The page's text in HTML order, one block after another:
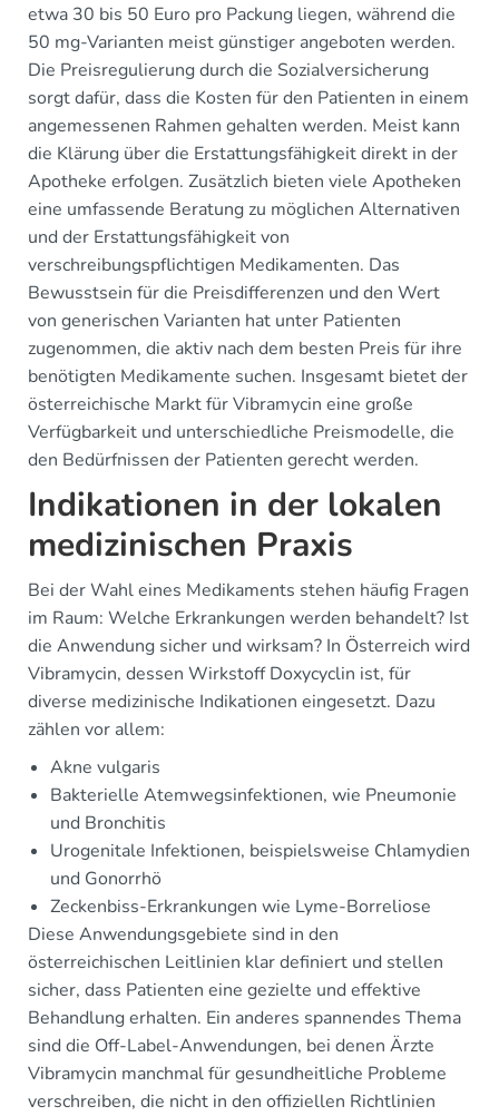
etwa 30 bis 50 Euro pro Packung liegen, während die
50 mg-Varianten meist günstiger angeboten werden.
Die Preisregulierung durch die Sozialversicherung
sorgt dafür, dass die Kosten für den Patienten in einem
angemessenen Rahmen gehalten werden. Meist kann
die Klärung über die Erstattungsfähigkeit direkt in der
Apotheke erfolgen. Zusätzlich bieten viele Apotheken
eine umfassende Beratung zu möglichen Alternativen
und der Erstattungsfähigkeit von
verschreibungspflichtigen Medikamenten. Das
Bewusstsein für die Preisdifferenzen und den Wert
von generischen Varianten hat unter Patienten
zugenommen, die aktiv nach dem besten Preis für ihre
benötigten Medikamente suchen. Insgesamt bietet der
österreichische Markt für Vibramycin eine große
Verfügbarkeit und unterschiedliche Preismodelle, die
den Bedürfnissen der Patienten gerecht werden.
Indikationen in der lokalen
medizinischen Praxis
Bei der Wahl eines Medikaments stehen häufig Fragen
im Raum: Welche Erkrankungen werden behandelt? Ist
die Anwendung sicher und wirksam? In Österreich wird
Vibramycin, dessen Wirkstoff Doxycyclin ist, für
diverse medizinische Indikationen eingesetzt. Dazu
zählen vor allem:
Akne vulgaris
Bakterielle Atemwegsinfektionen, wie Pneumonie
und Bronchitis
Urogenitale Infektionen, beispielsweise Chlamydien
und Gonorrhö
Zeckenbiss-Erkrankungen wie Lyme-Borreliose
Diese Anwendungsgebiete sind in den
österreichischen Leitlinien klar definiert und stellen
sicher, dass Patienten eine gezielte und effektive
Behandlung erhalten. Ein anderes spannendes Thema
sind die Off-Label-Anwendungen, bei denen Ärzte
Vibramycin manchmal für gesundheitliche Probleme
verschreiben, die nicht in den offiziellen Richtlinien